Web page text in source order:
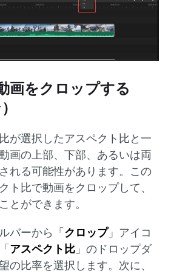
画をクロップする
が選択したアスペクト比と一
画の上部、下部、あるいは両
れる可能性があります。この
ト比で動画をクロップして、
とができます。
バーから「クロップ」アイコ
アスペクト比 」のドロップダ
の比率を選択します。次に、